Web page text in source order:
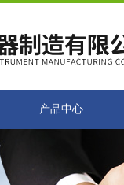
产品中心